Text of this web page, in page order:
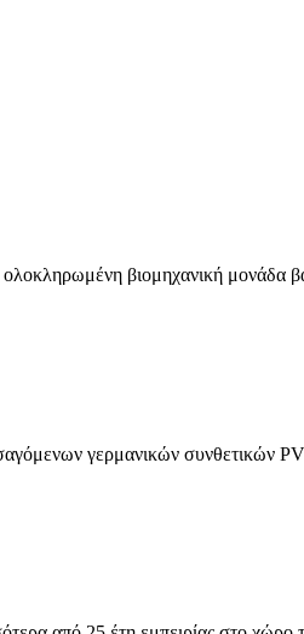
βιομηχανική μονάδα
γερμανικών συνθετικών